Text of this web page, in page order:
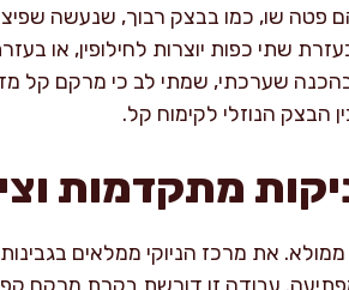
הם פטה שו, כמו בבצק רבוך, שנעשה
שתי כפות יוצרות לחילופין, או
שערכתי, שמתי לב כי מרקם קל
הבצק הנוזלי לקימוח קל.
מתקדמות
את מרכז הניוקי ממלאים